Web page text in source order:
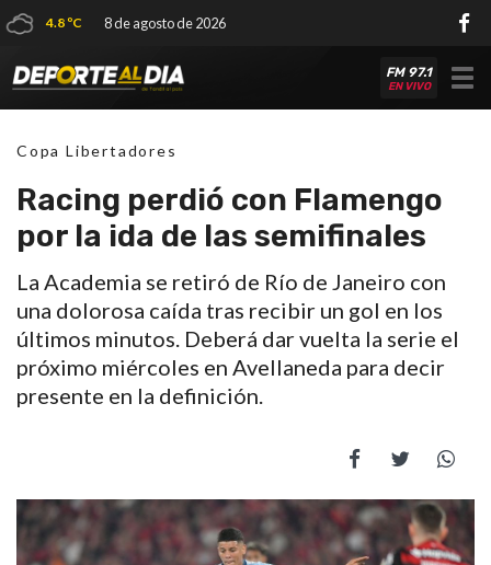
4.8 ºC 8 de agosto de 2026
FM 97.1
EN VIVO
Copa Libertadores
Racing perdió con Flamengo
por la ida de las semifinales
La Academia se retiró de Río de Janeiro con
una dolorosa caída tras recibir un gol en los
últimos minutos. Deberá dar vuelta la serie el
próximo miércoles en Avellaneda para decir
presente en la definición.